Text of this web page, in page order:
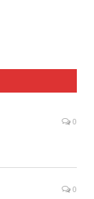
0
0